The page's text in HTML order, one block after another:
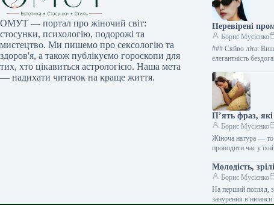
ОМУТ — портал про жіночий світ:
стосунки, психологію, подорожі та
мистецтво. Ми пишемо про сексологію та
здоров'я, а також публікуємо гороскопи для
тих, хто цікавиться астрологією. Наша мета
— надихати читачок на краще життя.
Перевірені
Борис Мусієнко
### Сяйво літа:
елегантність
П’ять фраз,
Борис Мусієнко
Жіноча натура — то
проводити час у
Молодість,
Борис Мусієнко
На перший погляд,
занурення в